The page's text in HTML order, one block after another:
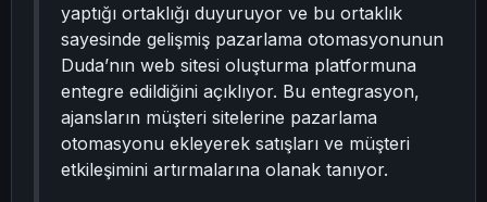
yaptığı ortaklığı duyuruyor ve bu ortaklık
sayesinde gelişmiş pazarlama otomasyonunun
Duda’nın web sitesi oluşturma platformuna
entegre edildiğini açıklıyor. Bu entegrasyon,
ajansların müşteri sitelerine pazarlama
otomasyonu ekleyerek satışları ve müşteri
etkileşimini artırmalarına olanak tanıyor.